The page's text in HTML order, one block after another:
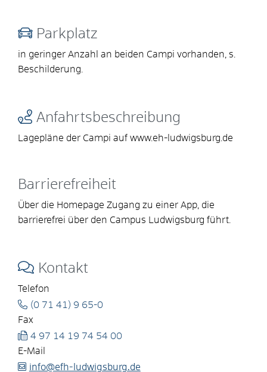
Parkplatz
in geringer Anzahl an beiden Campi vorhanden, s.
Beschilderung.
Anfahrtsbeschreibung
Lagepläne der Campi auf www.eh-ludwigsburg.de
Barrierefreiheit
Über die Homepage Zugang zu einer App, die
barrierefrei über den Campus Ludwigsburg führt.
Kontakt
Telefon
(0 71 41) 9 65-0
Fax
4 97 14 19 74 54 00
E-Mail
info@efh-ludwigsburg.de